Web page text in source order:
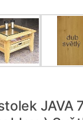
JAVA